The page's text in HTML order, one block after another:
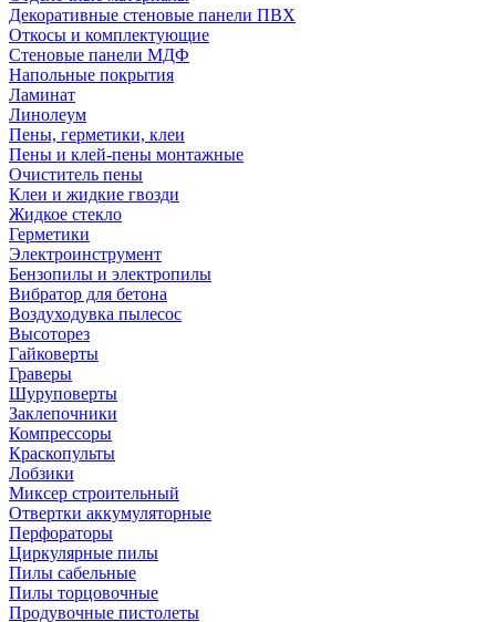
Декоративные стеновые панели ПВХ
Откосы и комплектующие
Стеновые панели МДФ
Напольные покрытия
Ламинат
Линолеум
Пены, герметики, клеи
Пены и клей-пены монтажные
Очиститель пены
Клеи и жидкие гвозди
Жидкое стекло
Герметики
Электроинструмент
Бензопилы и электропилы
Вибратор для бетона
Воздуходувка пылесос
Высоторез
Гайковерты
Граверы
Шуруповерты
Заклепочники
Компрессоры
Краскопульты
Лобзики
Миксер строительный
Отвертки аккумуляторные
Перфораторы
Циркулярные пилы
Пилы сабельные
Пилы торцовочные
Продувочные пистолеты